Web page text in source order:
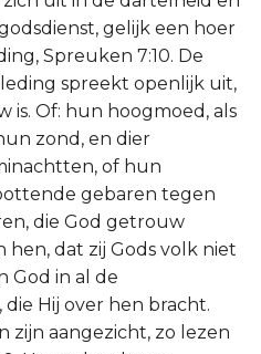
gelijk een hoer
Spreuken 7:10. De
spreekt openlijk uit,
is. Of: hun hoogmoed, als
zond, en dier
of hun
gebaren tegen
die God getrouw
dat zij Gods volk niet
God in al de
Hij over hen bracht.
zijn aangezicht, zo lezen